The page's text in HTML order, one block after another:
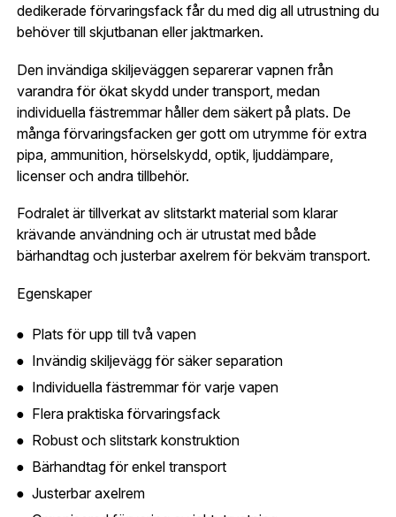
dedikerade förvaringsfack får du med dig all utrustning du
behöver till skjutbanan eller jaktmarken.
Den invändiga skiljeväggen separerar vapnen från
varandra för ökat skydd under transport, medan
individuella fästremmar håller dem säkert på plats. De
många förvaringsfacken ger gott om utrymme för extra
pipa, ammunition, hörselskydd, optik, ljuddämpare,
licenser och andra tillbehör.
Fodralet är tillverkat av slitstarkt material som klarar
krävande användning och är utrustat med både
bärhandtag och justerbar axelrem för bekväm transport.
Egenskaper
Plats för upp till två vapen
Invändig skiljevägg för säker separation
Individuella fästremmar för varje vapen
Flera praktiska förvaringsfack
Robust och slitstark konstruktion
Bärhandtag för enkel transport
Justerbar axelrem
Lösenord:
Glömt lösenord?
Skapa konto och handla enklare
Är du företag eller förening?Med ett eget
konto hos oss får du snabbare utcheckning,
översikt över dina beställningar och sparade
Är du en förening eller ett företag? Kontakta
oss så hjälper vi dig att skapa ett konto.
Postnummer:*
Ort:*
Telefon:*
Land:*
E-post:* (kommer bli ditt användarnamn)
så fort den här produkten är tillbaka i vårt
sortiment.
Hunter Vapenfodral
E-post adress
Jag godkänner att mina uppgifter sparas enligt
integritetspolicyn
Bevaka